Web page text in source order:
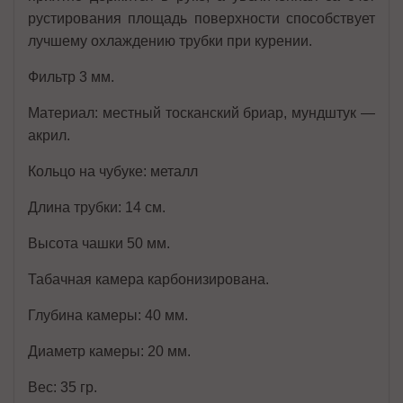
рустирования площадь поверхности способствует
лучшему охлаждению трубки при курении.
Фильтр 3 мм.
Материал: местный тосканский бриар, мундштук —
акрил.
Кольцо на чубуке: металл
Длина трубки: 14 см.
Высота чашки 50 мм.
Табачная камера карбонизирована.
Глубина камеры: 40 мм.
Диаметр камеры: 20 мм.
Вес: 35 гр.